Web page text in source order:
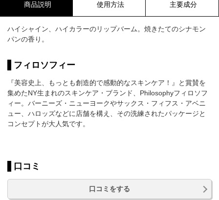
商品説明 使用方法 主要成分
ハイシャイン、ハイカラーのリップバーム。焼きたてのシナモン
パンの香り。
フィロソフィー
『美容史上、もっとも創造的で感動的なスキンケア！』と賞賛を
集めたNY生まれのスキンケア・ブランド、Philosophyフィロソフ
ィー。バーニーズ・ニューヨークやサックス・フィフス・アベニ
ュー、ハロッズなどに店舗を構え、その洗練されたパッケージと
コンセプトが大人気です。
口コミ
口コミをする